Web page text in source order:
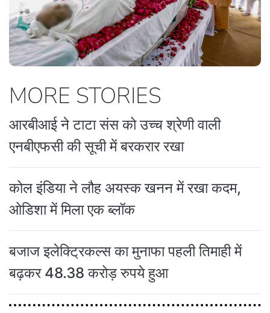
MORE STORIES
आरबीआई ने टाटा संस को उच्च श्रेणी वाली
एनबीएफसी की सूची में बरकरार रखा
कोल इंडिया ने लौह अयस्क खनन में रखा कदम,
ओडिशा में मिला एक ब्लॉक
बजाज इलेक्ट्रिकल्स का मुनाफा पहली तिमाही में
बढ़कर 48.38 करोड़ रुपये हुआ